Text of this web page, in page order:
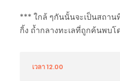
*** ใกล้ ๆกันนั้นจะเป็นสถาน
กิ้ง ถ้ำกลางทะเลที่ถูกค้นพบโ
เวลา 12.00